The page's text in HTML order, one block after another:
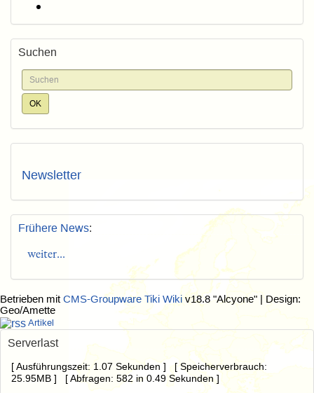
Suchen
Newsletter
Frühere News:
weiter...
Betrieben mit CMS-Groupware Tiki Wiki v18.8 "Alcyone" | Design:
Geo/Amette
Artikel
Serverlast
[ Ausführungszeit: 1.07 Sekunden ] [ Speicherverbrauch:
25.95MB ] [ Abfragen: 582 in 0.49 Sekunden ]